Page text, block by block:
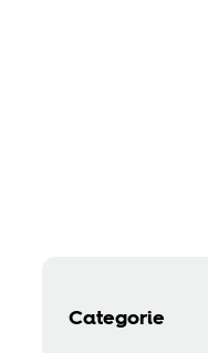
Categorie